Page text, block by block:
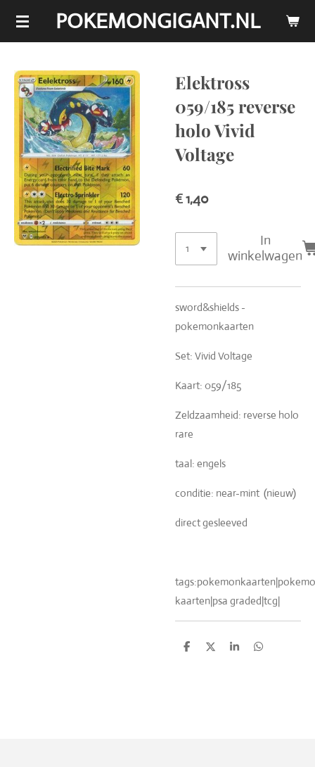
Ga
de
hoofdinhoud
POKEMONGIGANT.NL
Elektross
059/185 reverse
holo Vivid
Voltage
€ 1,40
In
winkelwagen
sword&shields -
pokemonkaarten
Set: Vivid Voltage
Kaart: 059/185
Zeldzaamheid: reverse holo
rare
taal: engels
conditie: near-mint (nieuw)
direct gesleeved
kaarten|psa graded|tcg|
D
D
S
D